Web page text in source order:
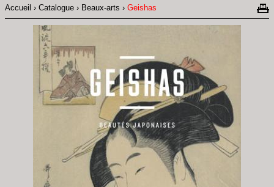
Fil
d'Ariane
Accueil Catalogue Beaux-arts Geishas